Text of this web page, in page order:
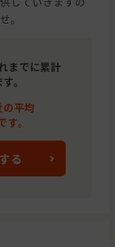
。
までに累計
。
平均
。
る